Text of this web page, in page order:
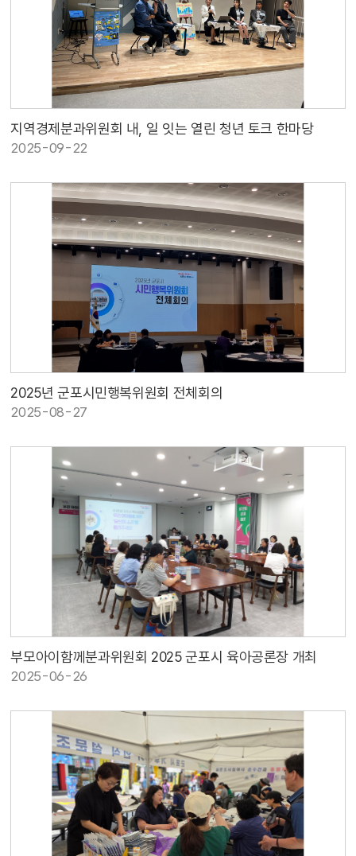
지역경제분과위원회 내, 일 잇는 열린 청년 토크 한마당
2025-09-22
2025년 군포시민행복위원회 전체회의
2025-08-27
부모아이함께분과위원회 2025 군포시 육아공론장 개최
2025-06-26